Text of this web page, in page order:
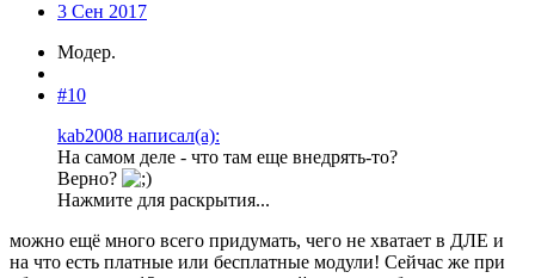
3 Сен 2017
Модер.
#10
kab2008 написал(а):
На самом деле - что там еще внедрять-то?
Верно?
Нажмите для раскрытия...
можно ещё много всего придумать, чего не хватает в ДЛЕ и
на что есть платные или бесплатные модули! Сейчас же при